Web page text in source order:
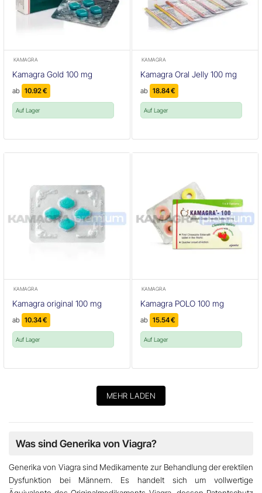
KAMAGRA
Kamagra Gold 100 mg
ab 10.92€
Auf Lager
KAMAGRA
Kamagra Oral Jelly 100 mg
ab 18.84€
Auf Lager
KAMAGRA
Kamagra original 100 mg
ab 10.34€
Auf Lager
KAMAGRA
Kamagra POLO 100 mg
ab 15.54€
Auf Lager
MEHR LADEN
Was sind Generika von Viagra?
Generika von Viagrasind Medikamente zur Behandlung der erektilen
Dysfunktion bei Männern. Es handelt sich um vollwertige